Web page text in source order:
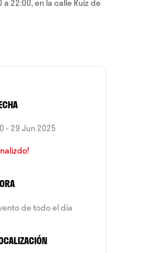
- 29 Jun 2025
de todo el día